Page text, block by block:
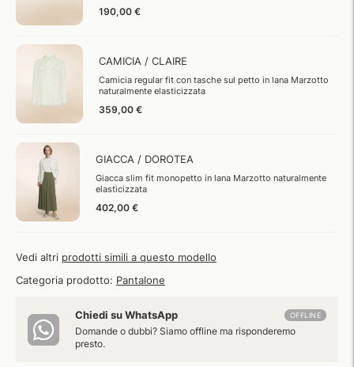
190,00 €
CAMICIA / CLAIRE
Camicia regular fit con tasche sul petto in lana Marzotto
naturalmente elasticizzata
359,00 €
GIACCA / DOROTEA
Giacca slim fit monopetto in lana Marzotto naturalmente
elasticizzata
402,00 €
Vedi altri prodotti simili a questo modello
Categoria prodotto: Pantalone
Chiedi su WhatsApp OFFLINE
Domande o dubbi? Siamo offline ma risponderemo
presto.